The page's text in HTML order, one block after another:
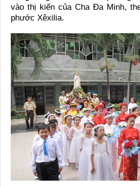
vào thị kiến của Cha Đa Minh,
phước Xêxilia.